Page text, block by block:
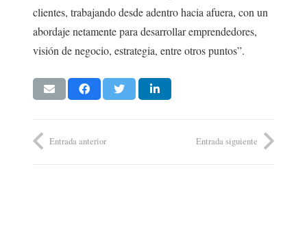
clientes, trabajando desde adentro hacia afuera, con un
abordaje netamente para desarrollar emprendedores,
visión de negocio, estrategia, entre otros puntos”.
Entrada anterior Entrada siguiente